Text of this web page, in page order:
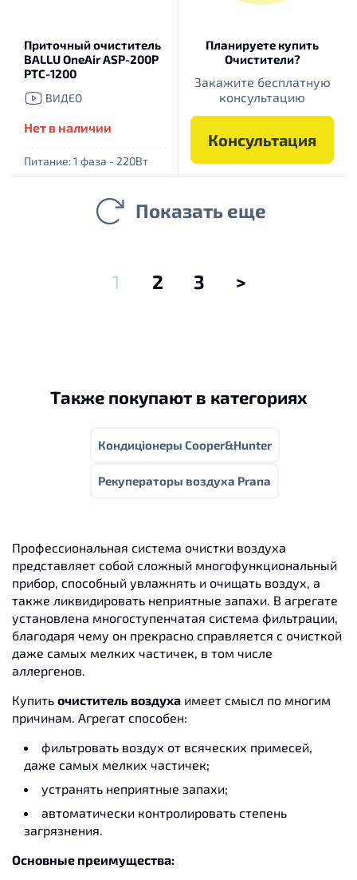
Приточный очиститель
BALLU OneAir ASP-200P
PTC-1200
ВИДЕО
Нет в наличии
Питание: 1 фаза - 220Вт
Планируете купить
Очистители?
Закажите бесплатную
консультацию
Консультация
Показать еще
1 2 3 >
Также покупают в категориях
Кондиціонеры Cooper&Hunter
Рекуператоры воздуха Prana
Профессиональная система очистки воздуха
представляет собой сложный многофункциональный
прибор, способный увлажнять и очищать воздух, а
также ликвидировать неприятные запахи. В агрегате
установлена многоступенчатая система фильтрации,
благодаря чему он прекрасно справляется с очисткой
даже самых мелких частичек, в том числе
аллергенов.
Купить очиститель воздуха имеет смысл по многим
причинам. Агрегат способен:
фильтровать воздух от всяческих примесей,
даже самых мелких частичек;
устранять неприятные запахи;
автоматически контролировать степень
загрязнения.
Основные преимущества: